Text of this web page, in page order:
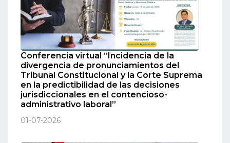
Conferencia virtual “Incidencia de la
divergencia de pronunciamientos del
Tribunal Constitucional y la Corte Suprema
en la predictibilidad de las decisiones
jurisdiccionales en el contencioso-
administrativo laboral”
01-07-2026